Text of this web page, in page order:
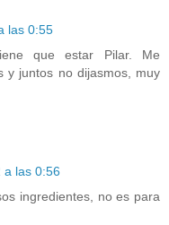
las 0:55
que estar Pilar. Me
y juntos no dijasmos, muy
a las 0:56
ingredientes, no es para